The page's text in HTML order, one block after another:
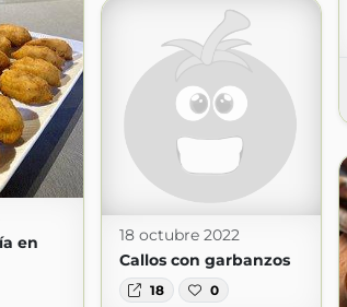
en
18 octubre 2022
Callos con garbanzos
18 0